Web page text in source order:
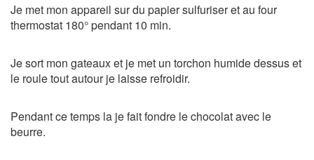
Je met mon appareil sur du papier sulfuriser et au four
thermostat 180° pendant 10 min.
Je sort mon gateaux et je met un torchon humide dessus et
le roule tout autour je laisse refroidir.
Pendant ce temps la je fait fondre le chocolat avec le
beurre.